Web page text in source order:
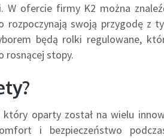
W ofercie firmy K2 można
swoją przygodę z
będą rolki regulowane,
rosnącej stopy.
oparty został na wielu
i bezpieczeństwo